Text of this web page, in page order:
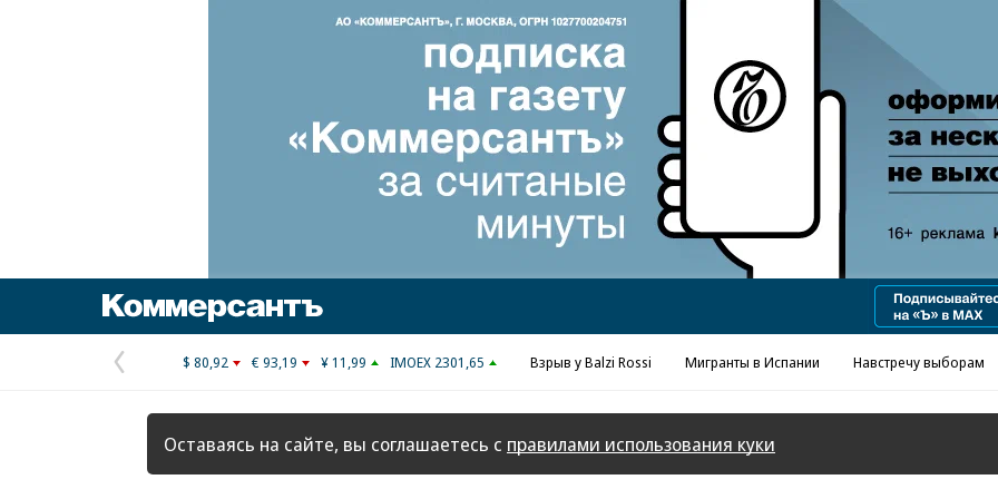
Реклама в «Ъ» www.kommersant.ru/ad
Предыдущая
страница
$ 80,92 € 93,19 ¥ 11,99 IMOEX 2301,65 Взрыв у Balzi Rossi Мигранты в Испании Навстречу выборам
Оставаясь на сайте, вы соглашаетесь с правилами использования куки